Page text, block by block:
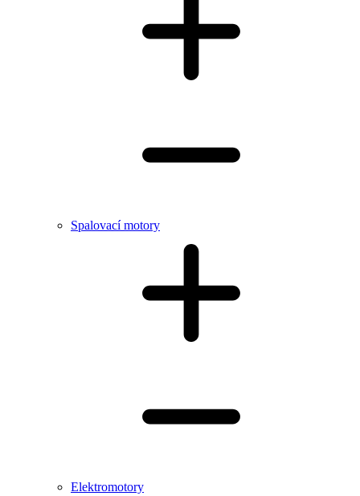
Spalovací motory
Elektromotory